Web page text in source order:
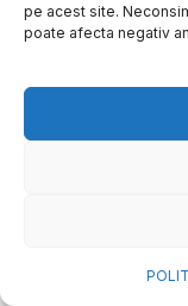
pe acest site.
poate afecta negativ
NOVA